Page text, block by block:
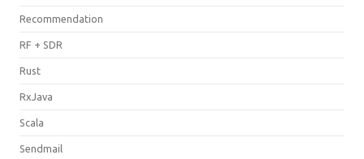
Recommendation
RF + SDR
Rust
RxJava
Scala
Sendmail